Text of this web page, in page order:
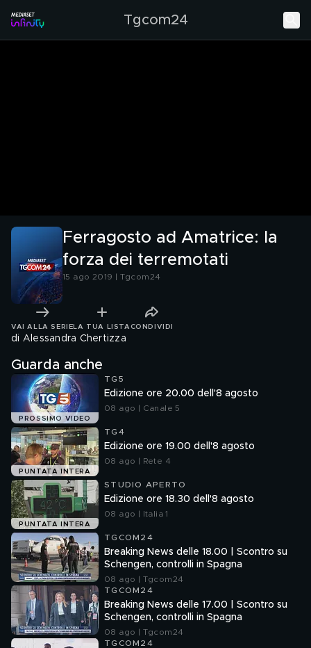
Tgcom24
Ferragosto ad Amatrice: la
forza dei terremotati
15 ago 2019 | Tgcom24
VAI ALLA SERIE LA TUA LISTA CONDIVIDI
di Alessandra Chertizza
Guarda anche
PROSSIMO VIDEO
TG5
Edizione ore 20.00 dell'8 agosto
08 ago | Canale 5
PUNTATA INTERA
TG4
Edizione ore 19.00 dell'8 agosto
08 ago | Rete 4
PUNTATA INTERA
STUDIO APERTO
Edizione ore 18.30 dell'8 agosto
08 ago | Italia 1
TGCOM24
Breaking News delle 18.00 | Scontro su
Schengen, controlli in Spagna
08 ago | Tgcom24
TGCOM24
Breaking News delle 17.00 | Scontro su
Schengen, controlli in Spagna
08 ago | Tgcom24
TGCOM24